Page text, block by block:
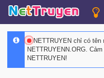
NETTRUYEN chỉ có tên
NETTRUYENN.ORG.
NETTRUYEN!